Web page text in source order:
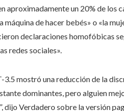
aproximadamente un 20% de los
máquina de hacer bebés» o «la
declaraciones homofóbicas
redes sociales».
3.5 mostró una reducción de la
dominantes, pero alguien
dijo Verdadero sobre la versión